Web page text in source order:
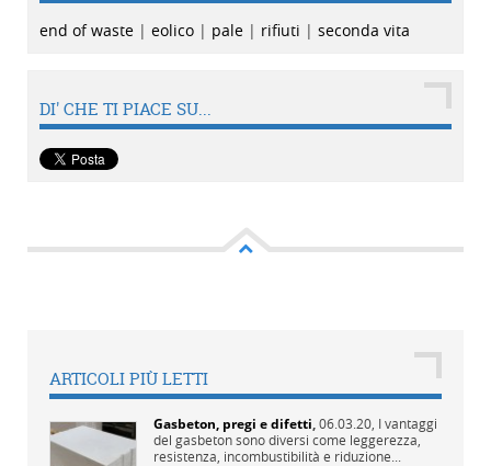
end of waste | eolico | pale | rifiuti | seconda vita
DI' CHE TI PIACE SU...
ARTICOLI PIÙ LETTI
Gasbeton, pregi e difetti,06.03.20, I vantaggi
del gasbeton sono diversi come leggerezza,
resistenza, incombustibilità e riduzione...